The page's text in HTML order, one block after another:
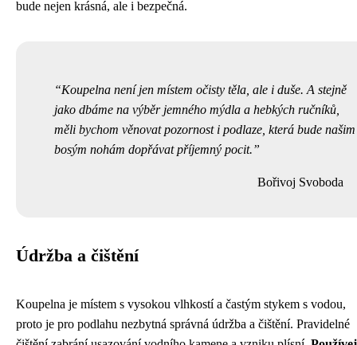
bude nejen krásná, ale i bezpečná.
Koupelna není jen místem očisty těla, ale i duše. A stejně
jako dbáme na výběr jemného mýdla a hebkých ručníků,
měli bychom věnovat pozornost i podlaze, která bude našim
bosým nohám dopřávat příjemný pocit.
Bořivoj Svoboda
Údržba a čištění
Koupelna je místem s vysokou vlhkostí a častým stykem s vodou,
proto je pro podlahu nezbytná správná údržba a čištění. Pravidelné